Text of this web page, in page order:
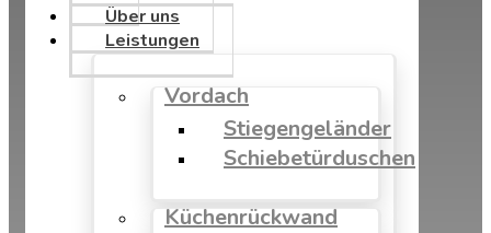
Über uns
Leistungen
Vordach
Stiegengeländer
Schiebetürduschen
Küchenrückwand